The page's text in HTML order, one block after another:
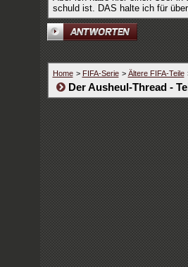
schuld ist. DAS halte ich für
Home > FIFA-Serie > Ältere FIFA-Teile
Der Ausheul-Thread -